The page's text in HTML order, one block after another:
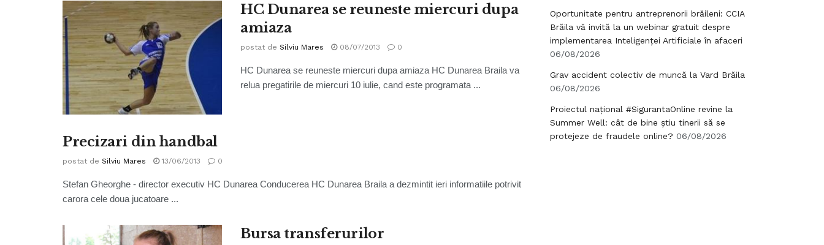
HC Dunarea se reuneste miercuri dupa
amiaza
postat de Silviu Mares 08/07/2013 0
HC Dunarea se reuneste miercuri dupa amiaza HC Dunarea Braila va
relua pregatirile de miercuri 10 iulie, cand este programata ...
Precizari din handbal
postat de Silviu Mares 13/06/2013 0
Stefan Gheorghe - director executiv HC Dunarea Conducerea HC Dunarea Braila a dezmintit ieri informatiile potrivit
carora cele doua jucatoare ...
Bursa transferurilor
Oportunitate pentru antreprenorii brăileni: CCIA
Brăila vă invită la un webinar gratuit despre
implementarea Inteligenței Artificiale în afaceri
06/08/2026
Grav accident colectiv de muncă la Vard Brăila
06/08/2026
Proiectul național #SigurantaOnline revine la
Summer Well: cât de bine știu tinerii să se
protejeze de fraudele online? 06/08/2026